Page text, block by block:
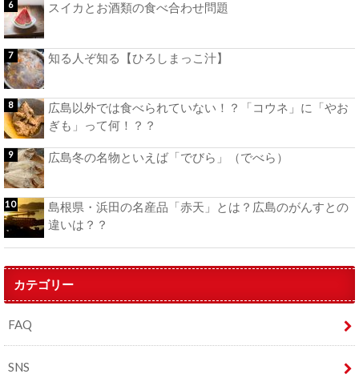
スイカとお酒類の食べ合わせ問題
知る人ぞ知る【ひろしまっこ汁】
広島以外では食べられていない！？「コウネ」に「やお
ぎも」って何！？？
広島冬の名物といえば「でびら」（でべら）
島根県・浜田の名産品「赤天」とは？広島のがんすとの
違いは？？
カテゴリー
FAQ
SNS